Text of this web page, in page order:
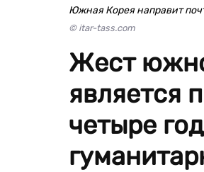
Южная Корея направит
© itar-tass.com
Жест
является
четыре